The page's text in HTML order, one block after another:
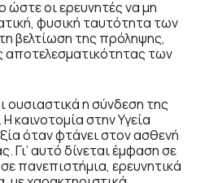
οι ερευνητές να μη
φυσική ταυτότητα των
βελτίωση της πρόληψης,
αποτελεσματικότητας των
ουσιαστικά η σύνδεση της
καινοτομία στην Υγεία
όταν φτάνει στον ασθενή
Γι’ αυτό δίνεται έμφαση σε
πανεπιστήμια, ερευνητικά